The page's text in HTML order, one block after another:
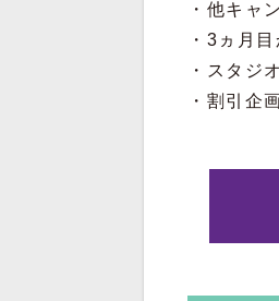
・他キャ
・3ヵ月
・スタジ
・割引企